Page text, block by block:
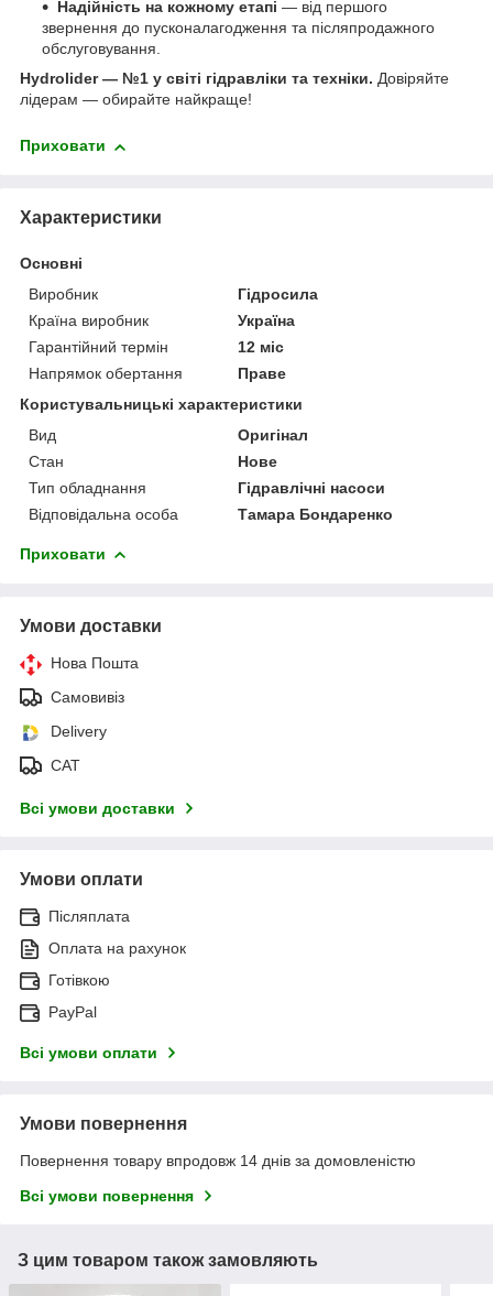
Надійність на кожному етапі — від першого
звернення до пусконалагодження та післяпродажного
обслуговування.
Hydrolider — №1 у світі гідравліки та техніки. Довіряйте
лідерам — обирайте найкраще!
Приховати
Характеристики
Основні
Виробник
Гідросила
Країна виробник
Україна
Гарантійний термін
12 міс
Напрямок обертання
Праве
Користувальницькі характеристики
Вид
Оригінал
Стан
Нове
Тип обладнання
Гідравлічні насоси
Відповідальна особа
Тамара Бондаренко
Приховати
Умови доставки
Нова Пошта
Самовивіз
Delivery
САТ
Всі умови доставки
Умови оплати
Післяплата
Оплата на рахунок
Готівкою
PayPal
Всі умови оплати
Умови повернення
Повернення товару впродовж 14 днів за домовленістю
Всі умови повернення
З цим товаром також замовляють